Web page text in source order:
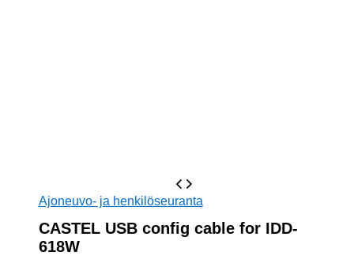
Ajoneuvo- ja henkilöseuranta
CASTEL USB config cable for IDD-
618W